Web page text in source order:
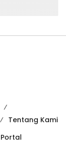
Tentang Kami
Portal